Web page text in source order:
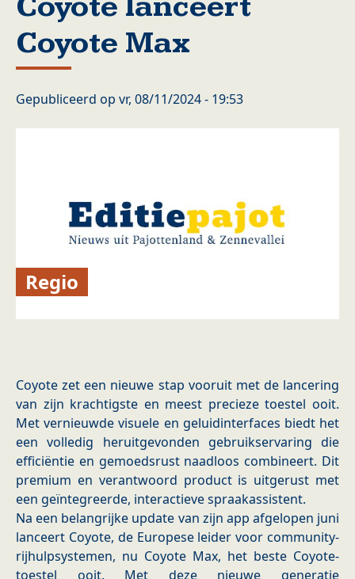
Coyote Max
Gepubliceerd op vr, 08/11/2024 - 19:53
Regio
Coyote zet een nieuwe stap vooruit met de lancering
van zijn krachtigste en meest precieze toestel ooit.
Met vernieuwde visuele en geluidinterfaces biedt het
een volledig heruitgevonden gebruikservaring die
efficiëntie en gemoedsrust naadloos combineert. Dit
premium en verantwoord product is uitgerust met
een geïntegreerde, interactieve spraakassistent.
Na een belangrijke update van zijn app afgelopen juni
lanceert Coyote, de Europese leider voor community-
rijhulpsystemen, nu Coyote Max, het beste Coyote-
toestel ooit. Met deze nieuwe generatie